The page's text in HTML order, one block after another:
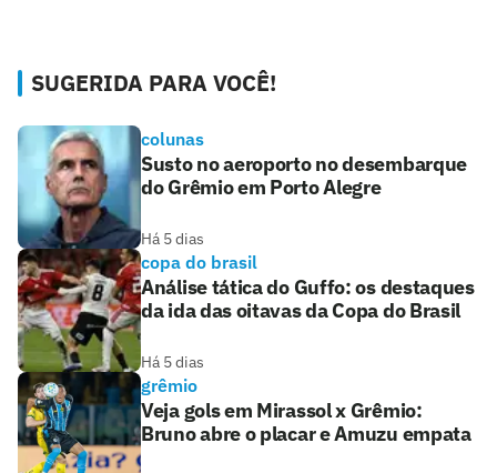
SUGERIDA PARA VOCÊ!
colunas
Susto no aeroporto no desembarque
do Grêmio em Porto Alegre
Há 5 dias
copa do brasil
Análise tática do Guffo: os destaques
da ida das oitavas da Copa do Brasil
Há 5 dias
grêmio
Veja gols em Mirassol x Grêmio:
Bruno abre o placar e Amuzu empata